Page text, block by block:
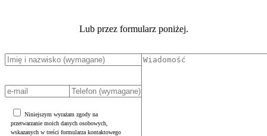
Lub przez formularz poniżej.
Niniejszym wyrażam zgody na
przetwarzanie moich danych osobowych,
wskazanych w treści formularza kontaktowego